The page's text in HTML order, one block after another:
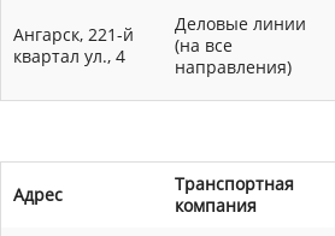
Ангарск, 221-й
квартал ул., 4
Деловые линии
(на все
направления)
Адрес
Транспортная
компания